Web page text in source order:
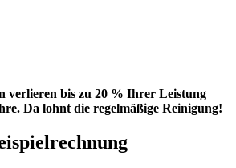
verlieren bis zu 20 % Ihrer Leistung
Da lohnt die regelmäßige Reinigung!